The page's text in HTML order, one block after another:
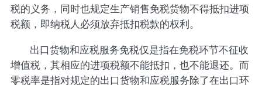
税的义务，同时也规定生产销售免税货物不得抵扣进项
税额，即纳税人必须放弃抵扣税款的权利。
出口货物和应税服务免税仅是指在免税环节不征收
增值税，其相应的进项税额不能抵扣，也不能退还。而
零税率是指对规定的出口货物和应税服务除了在出口环